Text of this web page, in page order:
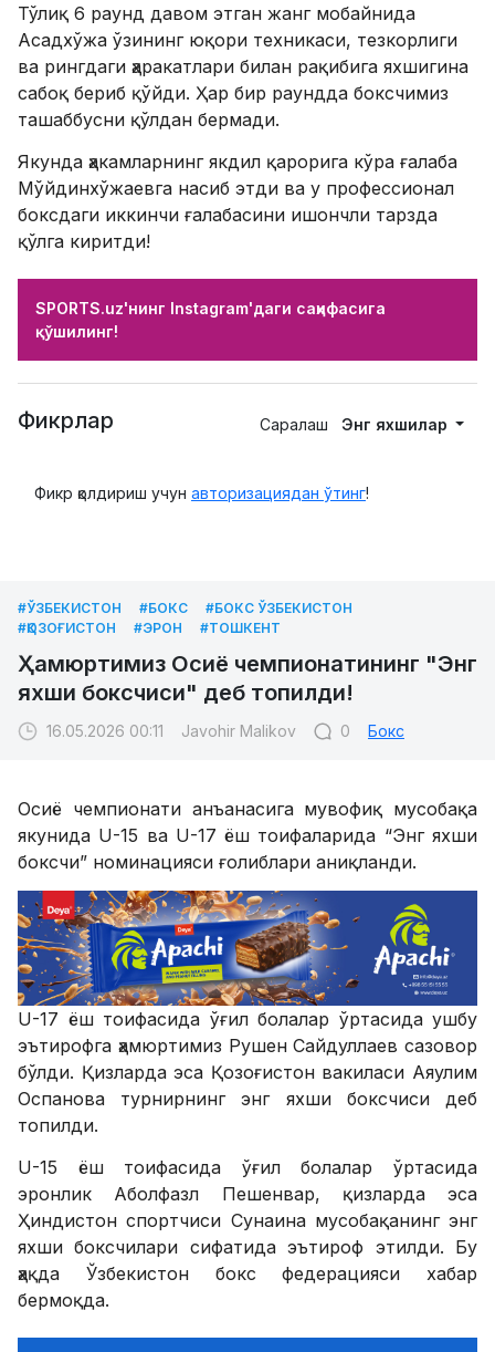
Тўлиқ 6 раунд давом этган жанг мобайнида
Асадхўжа ўзининг юқори техникаси, тезкорлиги
ва рингдаги ҳаракатлари билан рақибига яхшигина
сабоқ бериб қўйди. Ҳар бир раундда боксчимиз
ташаббусни қўлдан бермади.
Якунда ҳакамларнинг якдил қарорига кўра ғалаба
Мўйдинхўжаевга насиб этди ва у профессионал
боксдаги иккинчи ғалабасини ишончли тарзда
қўлга киритди!
SPORTS.uz'нинг Instagram'даги саҳифасига
қўшилинг!
Фикрлар Саралаш Энг яхшилар
Фикр қолдириш учун авторизациядан ўтинг!
#ЎЗБЕКИСТОН #БОКС
#БОКС ЎЗБЕКИСТОН
#ҚОЗОҒИСТОН
#ЭРОН #ТОШКЕНТ
Ҳамюртимиз Осиё чемпионатининг "Энг
яхши боксчиси" деб топилди!
16.05.2026 00:11 Javohir Malikov 0 Бокс
Осиё чемпионати анъанасига мувофиқ мусобақа
якунида U-15 ва U-17 ёш тоифаларида “Энг яхши
боксчи” номинацияси ғолиблари аниқланди.
U-17 ёш тоифасида ўғил болалар ўртасида ушбу
эътирофга ҳамюртимиз Рушен Сайдуллаев сазовор
бўлди. Қизларда эса Қозоғистон вакиласи Аяулим
Оспанова турнирнинг энг яхши боксчиси деб
топилди.
U-15 ёш тоифасида ўғил болалар ўртасида
эронлик Аболфазл Пешенвар, қизларда эса
Ҳиндистон спортчиси Сунаина мусобақанинг энг
яхши боксчилари сифатида эътироф этилди. Бу
ҳақда Ўзбекистон бокс федерацияси хабар
бермоқда.